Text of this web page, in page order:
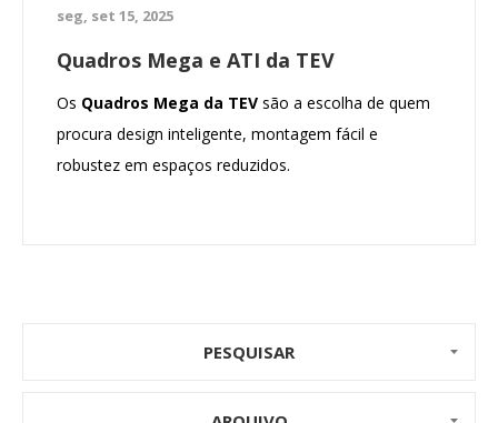
seg, set 15, 2025
Quadros Mega e ATI da TEV
Os Quadros Mega da TEV são a escolha de quem
procura design inteligente, montagem fácil e
robustez em espaços reduzidos.
PESQUISAR